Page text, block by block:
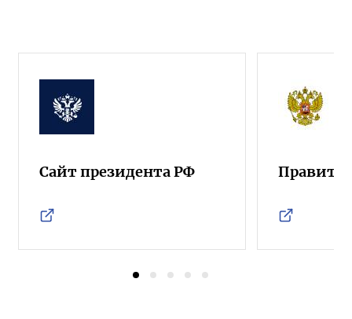
Сайт президента РФ